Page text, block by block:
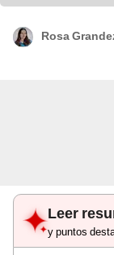
Rosa
Leer
y puntos